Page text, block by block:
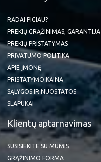
RADAI PIGIAU?
PREKIŲ GRĄŽINIMAS, GARANTIJA
PREKIŲ PRISTATYMAS
PRIVATUMO POLITIKA
APIE ĮMONĘ
PRISTATYMO KAINA
SĄLYGOS IR NUOSTATOS
SLAPUKAI
Klientų aptarnavimas
SUSISIEKITE SU MUMIS
GRĄŽINIMO FORMA